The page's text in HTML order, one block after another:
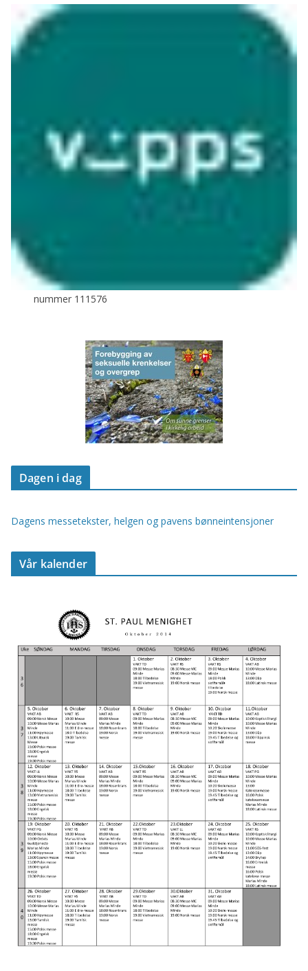
nummer 111576
Dagen i dag
Dagens messetekster, helgen og pavens bønneintensjoner
Vår kalender